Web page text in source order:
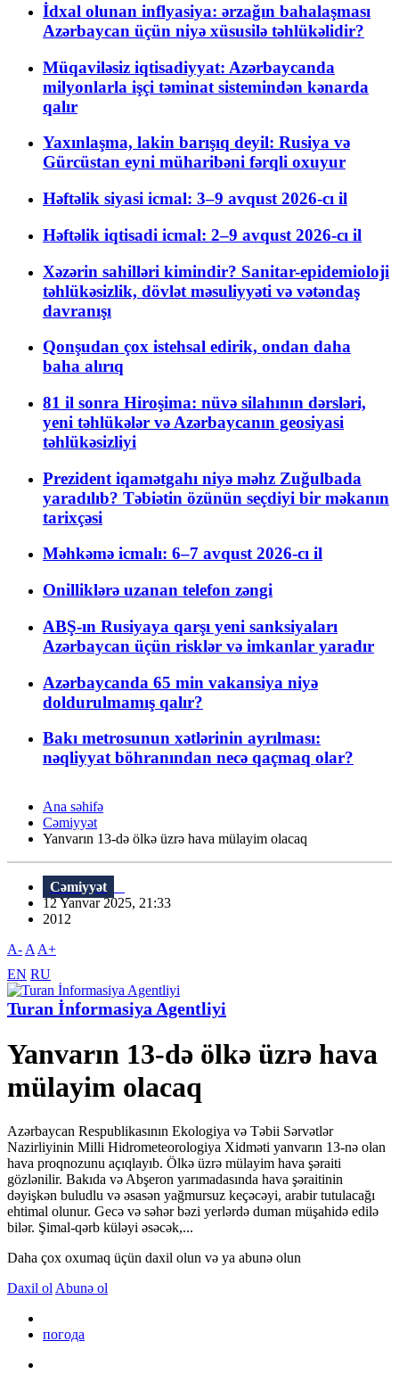
İdxal olunan inflyasiya: ərzağın bahalaşması
Azərbaycan üçün niyə xüsusilə təhlükəlidir?
Müqaviləsiz iqtisadiyyat: Azərbaycanda
milyonlarla işçi təminat sistemindən kənarda
qalır
Yaxınlaşma, lakin barışıq deyil: Rusiya və
Gürcüstan eyni müharibəni fərqli oxuyur
Həftəlik siyasi icmal: 3–9 avqust 2026-cı il
Həftəlik iqtisadi icmal: 2–9 avqust 2026-cı il
Xəzərin sahilləri kimindir? Sanitar-epidemioloji
təhlükəsizlik, dövlət məsuliyyəti və vətəndaş
davranışı
Qonşudan çox istehsal edirik, ondan daha
baha alırıq
81 il sonra Hiroşima: nüvə silahının dərsləri,
yeni təhlükələr və Azərbaycanın geosiyasi
təhlükəsizliyi
Prezident iqamətgahı niyə məhz Zuğulbada
yaradılıb? Təbiətin özünün seçdiyi bir məkanın
tarixçəsi
Məhkəmə icmalı: 6–7 avqust 2026-cı il
Onilliklərə uzanan telefon zəngi
ABŞ-ın Rusiyaya qarşı yeni sanksiyaları
Azərbaycan üçün risklər və imkanlar yaradır
Azərbaycanda 65 min vakansiya niyə
doldurulmamış qalır?
Bakı metrosunun xətlərinin ayrılması:
nəqliyyat böhranından necə qaçmaq olar?
Ana səhifə
Cəmiyyət
Yanvarın 13-də ölkə üzrə hava mülayim olacaq
Cəmiyyət
12 Yanvar 2025, 21:33
2012
A- A A+
EN RU
Turan İnformasiya Agentliyi
Yanvarın 13-də ölkə üzrə hava
mülayim olacaq
Azərbaycan Respublikasının Ekologiya və Təbii Sərvətlər
Nazirliyinin Milli Hidrometeorologiya Xidməti yanvarın 13-nə olan
hava proqnozunu açıqlayıb. Ölkə üzrə mülayim hava şəraiti
gözlənilir. Bakıda və Abşeron yarımadasında hava şəraitinin
dəyişkən buludlu və əsasən yağmursuz keçəcəyi, arabir tutulacağı
ehtimal olunur. Gecə və səhər bəzi yerlərdə duman müşahidə edilə
bilər. Şimal-qərb küləyi əsəcək,...
Daha çox oxumaq üçün daxil olun və ya abunə olun
Daxil ol Abunə ol
погода